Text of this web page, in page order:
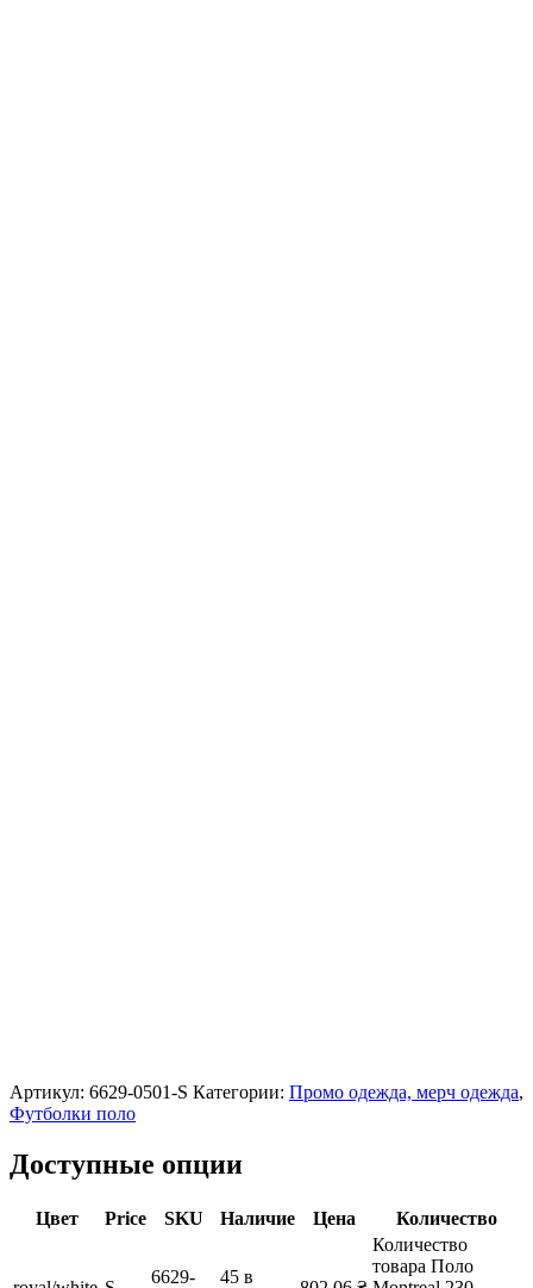
Артикул: 6629-0501-S Категории: Промо одежда, мерч одежда,
Футболки поло
Доступные опции
Цвет Price SKU Наличие Цена Количество
6629-
45 в
Количество
товара Поло